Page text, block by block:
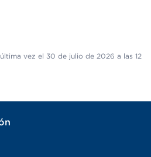
vez el 30 de julio de 2026 a las 12